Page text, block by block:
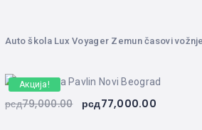
Auto škola Lux Voyager Zemun časovi vožnje
Акција!
рсд79,000.00 рсд77,000.00